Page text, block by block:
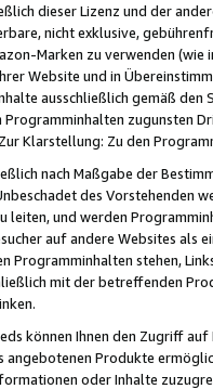
dieser Lizenz und der
nicht exklusive,
Marken zu verwenden
Website und in
ausschließlich gemäß
zugunsten
Klarstellung: Zu den
nach Maßgabe der
des Vorstehenden
leiten, und werden
auf andere Websites als
Programminhalten stehen,
mit der betreffenden
können Ihnen den Zugriff
Produkte
oder Inhalte